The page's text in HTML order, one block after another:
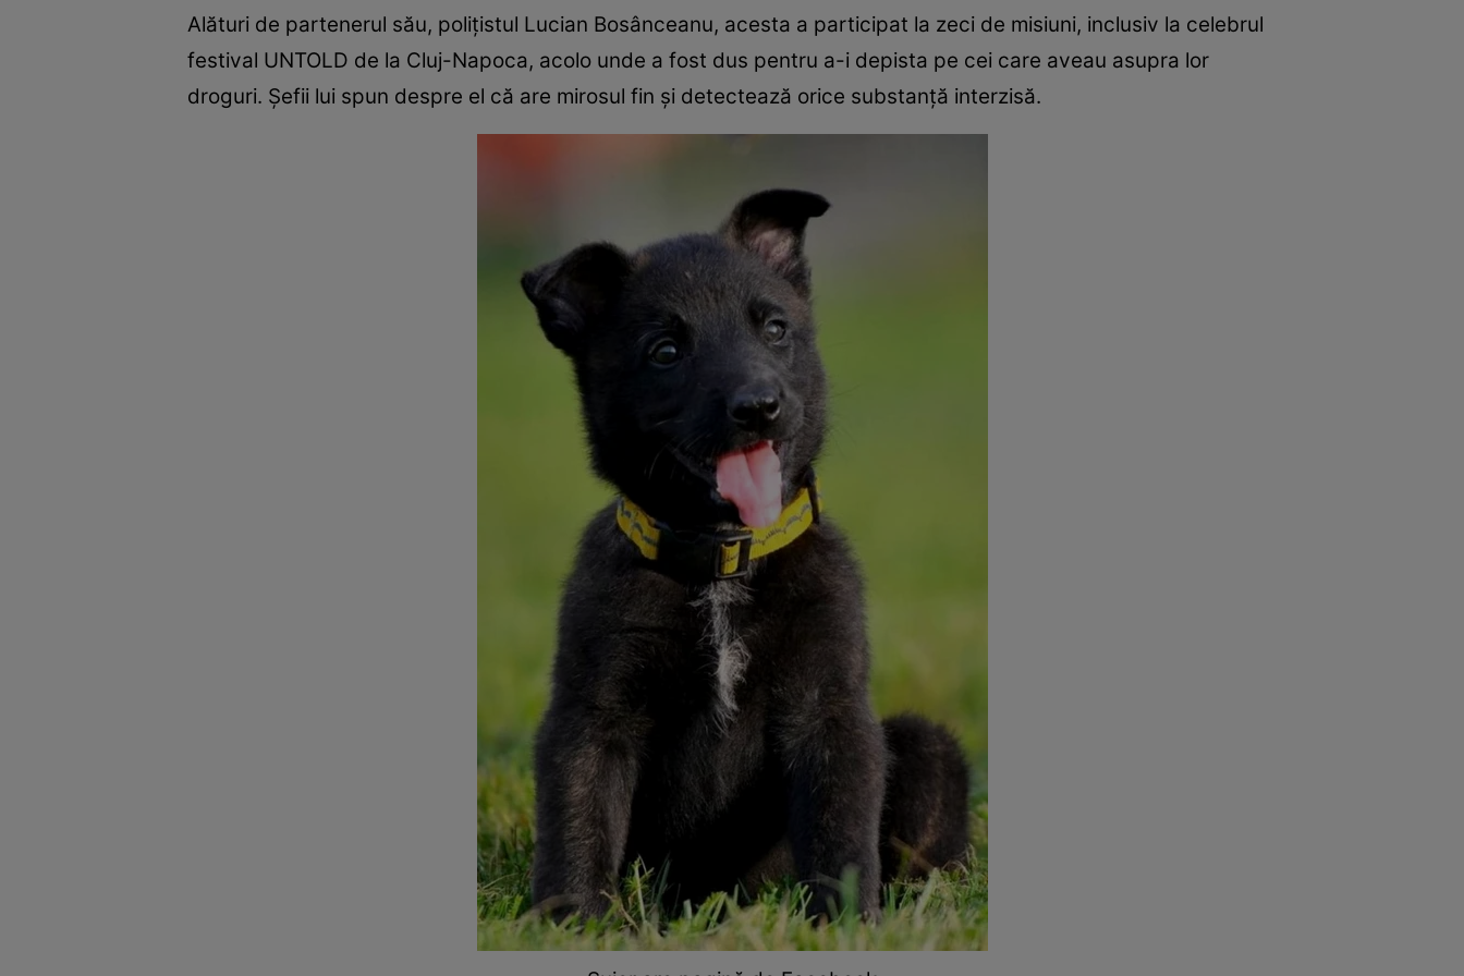
Alături de partenerul său, poliţistul Lucian Bosânceanu, acesta a participat la zeci de misiuni, inclusiv la celebrul
festival UNTOLD de la Cluj-Napoca, acolo unde a fost dus pentru a-i depista pe cei care aveau asupra lor
droguri. Șefii lui spun despre el că are mirosul fin și detectează orice substanță interzisă.